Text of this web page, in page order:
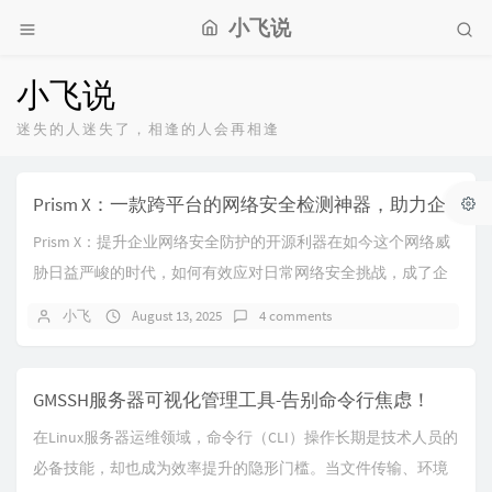
小飞说
小飞说
迷失的人迷失了，相逢的人会再相逢
Prism X：提升企业网络安全防护的开源利器在如今这个网络威
胁日益严峻的时代，如何有效应对日常网络安全挑战，成了企
小飞 August 13, 2025 4 comments
GMSSH服务器可视化管理工具-告别命令行焦虑！
在Linux服务器运维领域，命令行（CLI）操作长期是技术人员的
必备技能，却也成为效率提升的隐形门槛。当文件传输、环境